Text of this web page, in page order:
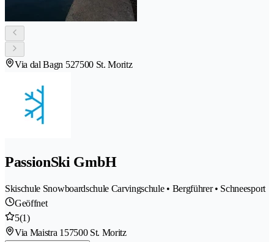
Via dal Bagn 527500 St. Moritz
PassionSki GmbH
Skischule Snowboardschule Carvingschule • Bergführer • Schneesport
Geöffnet
5(1)
Via Maistra 157500 St. Moritz